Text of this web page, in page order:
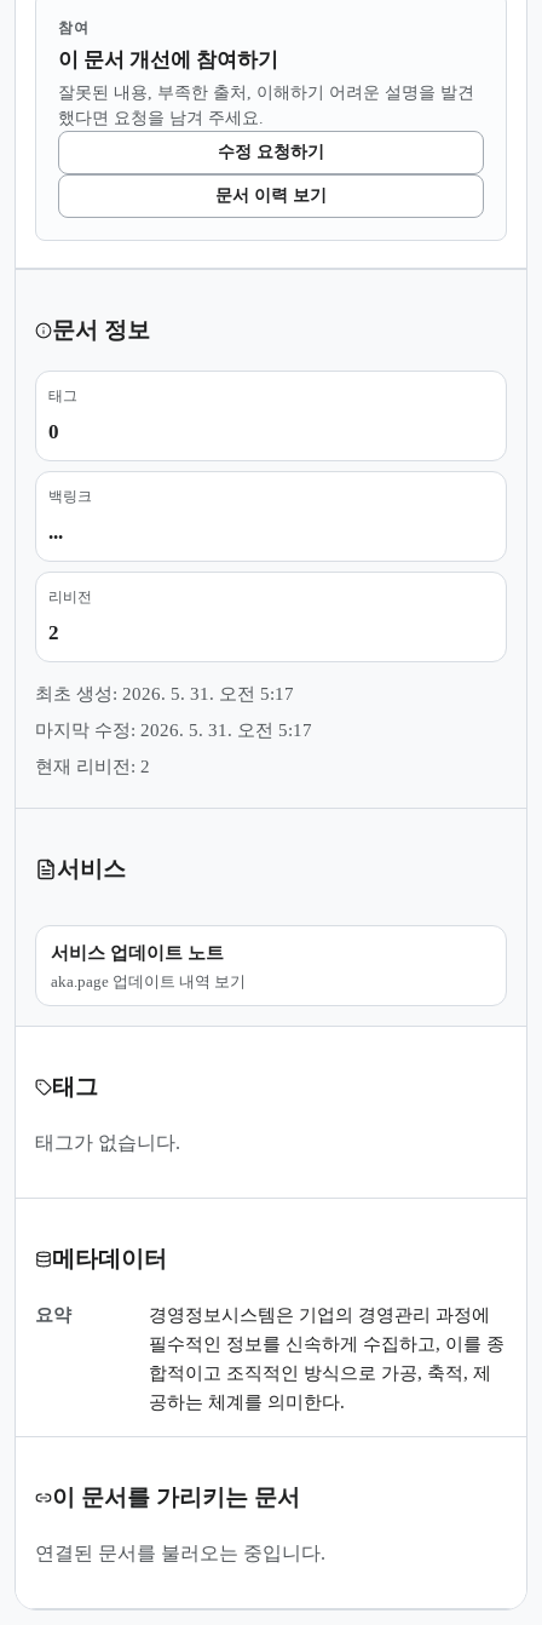
참여
이 문서 개선에 참여하기
잘못된 내용, 부족한 출처, 이해하기 어려운 설명을 발견
했다면 요청을 남겨 주세요.
수정 요청하기
문서 이력 보기
문서 정보
태그
0
백링크
...
리비전
2
최초 생성: 2026. 5. 31. 오전 5:17
마지막 수정: 2026. 5. 31. 오전 5:17
현재 리비전: 2
서비스
서비스 업데이트 노트
aka.page 업데이트 내역 보기
태그
태그가 없습니다.
메타데이터
요약
경영정보시스템은 기업의 경영관리 과정에
필수적인 정보를 신속하게 수집하고, 이를 종
합적이고 조직적인 방식으로 가공, 축적, 제
공하는 체계를 의미한다.
이 문서를 가리키는 문서
연결된 문서를 불러오는 중입니다.